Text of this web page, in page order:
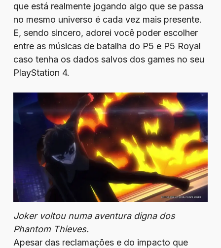
que está realmente jogando algo que se passa
no mesmo universo é cada vez mais presente.
E, sendo sincero, adorei você poder escolher
entre as músicas de batalha do P5 e P5 Royal
caso tenha os dados salvos dos games no seu
PlayStation 4.
Joker voltou numa aventura digna dos
Phantom Thieves.
Apesar das reclamações e do impacto que